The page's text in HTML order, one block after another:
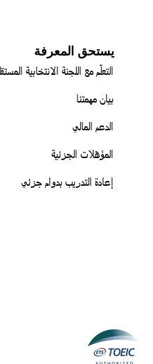
يستحق المعرفة
التعلّم مع اللجنة الانتخابية
بيان مهمتنا
الدعم المالي
المؤهلات الجزئية
إعادة التدريب بدوام جزئي